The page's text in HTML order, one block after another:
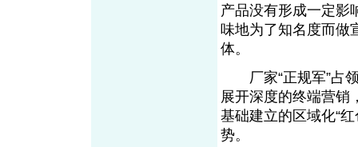
产品没有形成一定影
味地为了知名度而做
体。
厂家“正规军”占领
展开深度的终端营销
基础建立的区域化“
势。